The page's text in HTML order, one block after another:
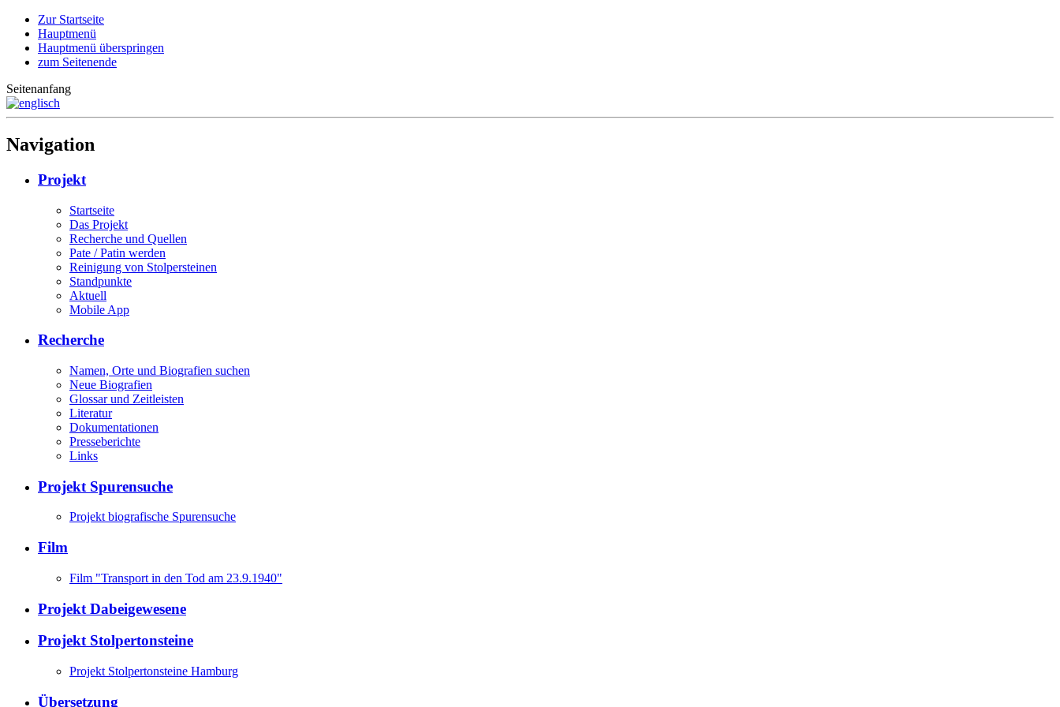
Zur Startseite
Hauptmenü
Hauptmenü überspringen
zum Seitenende
Seitenanfang
Navigation
Projekt
Startseite
Das Projekt
Recherche und Quellen
Pate / Patin werden
Reinigung von Stolpersteinen
Standpunkte
Aktuell
Mobile App
Recherche
Namen, Orte und Biografien suchen
Neue Biografien
Glossar und Zeitleisten
Literatur
Dokumentationen
Presseberichte
Links
Projekt Spurensuche
Projekt biografische Spurensuche
Film
Film "Transport in den Tod am 23.9.1940"
Projekt Dabeigewesene
Projekt Stolpertonsteine
Projekt Stolpertonsteine Hamburg
Übersetzung